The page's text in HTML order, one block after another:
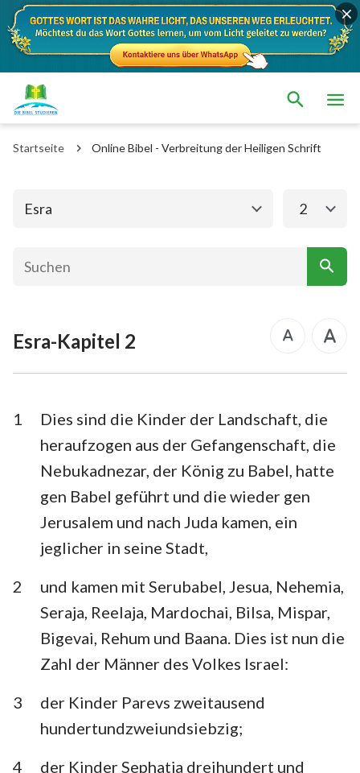
Startseite Online Bibel - Verbreitung der Heiligen Schrift
Esra
Das alte Testament Das neue Testament
1. Mose 2. Mose
1.Samuel
1. Chronik
Esra Nehemia
Esther Hiob
Psalm Sprüche
Hohelied
Jesaja Jeremia
Klagelieder Hesekiel
Daniel Hosea
Obadja Jona
Micha Nahum
Habakuk Zephanja
Haggai Sacharja
2
Esra-Kapitel 2
1
Dies sind die Kinder der Landschaft, die
heraufzogen aus der Gefangenschaft, die
Nebukadnezar, der König zu Babel, hatte
gen Babel geführt und die wieder gen
Jerusalem und nach Juda kamen, ein
jeglicher in seine Stadt,
2
und kamen mit Serubabel, Jesua, Nehemia,
Seraja, Reelaja, Mardochai, Bilsa, Mispar,
Bigevai, Rehum und Baana. Dies ist nun die
Zahl der Männer des Volkes Israel:
3
der Kinder Parevs zweitausend
hundertundzweiundsiebzig;
4
der Kinder Sephatja dreihundert und